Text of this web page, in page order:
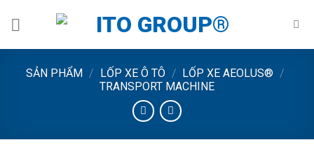
SẢN PHẨM / LỐP XE Ô TÔ / LỐP XE AEOLUS® /
TRANSPORT MACHINE